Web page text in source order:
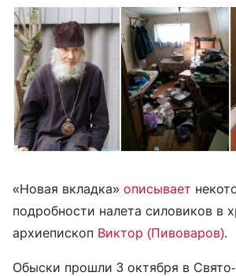
«Новая вкладка» описывает
подробности налета силовиков в
архиепископ Виктор (Пивоваров).
Обыски прошли 3 октября в